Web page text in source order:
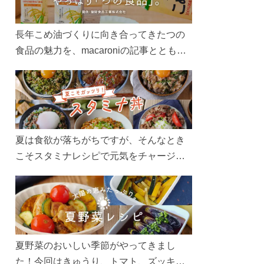
長年こめ油づくりに向き合ってきたつの
食品の魅力を、macaroniの記事とともに
ん、製造現場や品質へのこだわりまで。
こめ油をもっと好きになるコンテンツを
ぜひお楽しみください。
夏は食欲が落ちがちですが、そんなとき
こそスタミナレシピで元気をチャージ！
リ食べて、夏バテを吹き飛ばしましょ
う！
夏野菜のおいしい季節がやってきまし
た！今回はきゅうり、トマト、ズッキー